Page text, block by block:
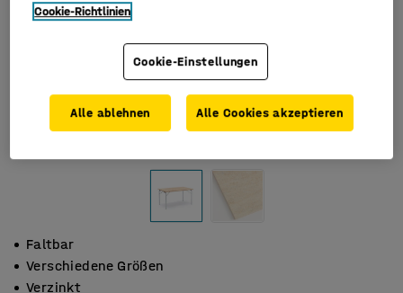
Faltbar
Verschiedene Größen
Verzinkt
Cookie-Richtlinien
Cookie-Einstellungen
Alle ablehnen Alle Cookies akzeptieren